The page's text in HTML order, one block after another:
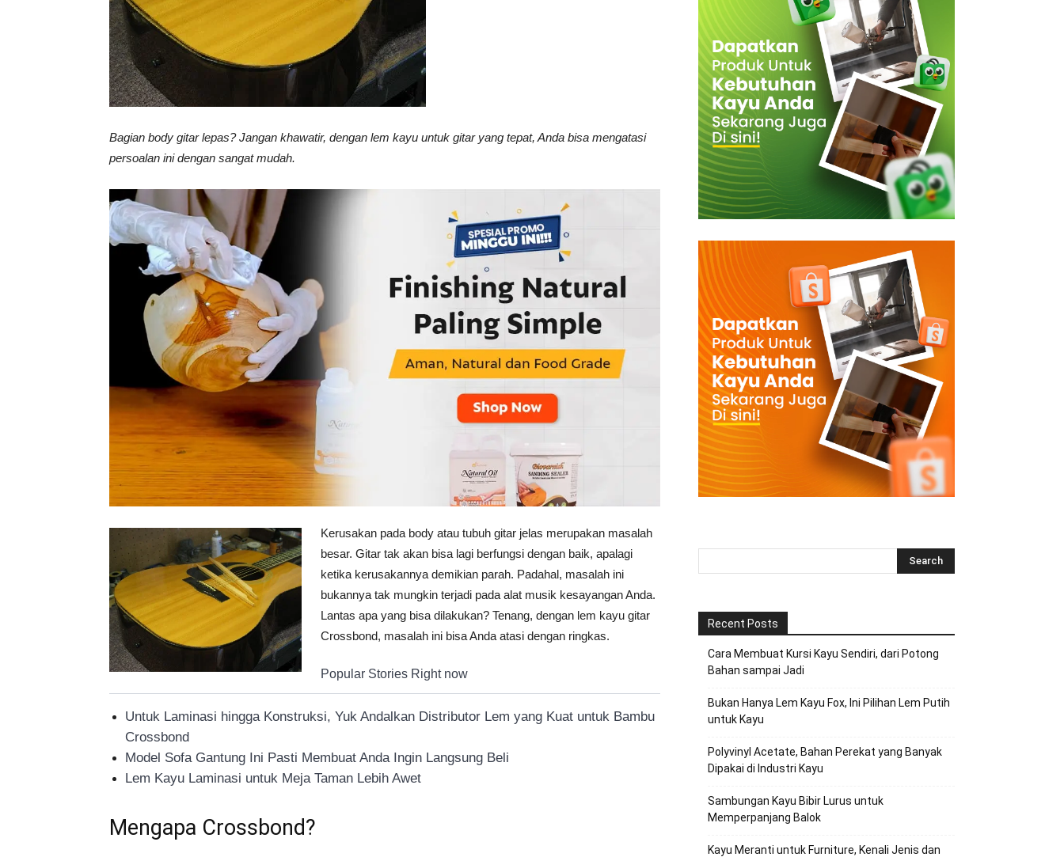
Cepat
Tahan
Bagian body gitar lepas? Jangan khawatir, dengan lem kayu untuk gitar yang tepat, Anda bisa mengatasi
persoalan ini dengan sangat mudah.
Kerusakan pada body atau tubuh gitar jelas merupakan masalah
besar. Gitar tak akan bisa lagi berfungsi dengan baik, apalagi
ketika kerusakannya demikian parah. Padahal, masalah ini
bukannya tak mungkin terjadi pada alat musik kesayangan Anda.
Lantas apa yang bisa dilakukan? Tenang, dengan lem kayu gitar
Crossbond, masalah ini bisa Anda atasi dengan ringkas.
Popular Stories Right now
Untuk Laminasi hingga Konstruksi, Yuk Andalkan Distributor Lem yang Kuat untuk Bambu
Crossbond
Model Sofa Gantung Ini Pasti Membuat Anda Ingin Langsung Beli
Lem Kayu Laminasi untuk Meja Taman Lebih Awet
Mengapa Crossbond?
Recent Posts
Cara Membuat Kursi Kayu Sendiri, dari Potong
Bahan sampai Jadi
Bukan Hanya Lem Kayu Fox, Ini Pilihan Lem Putih
untuk Kayu
Polyvinyl Acetate, Bahan Perekat yang Banyak
Dipakai di Industri Kayu
Sambungan Kayu Bibir Lurus untuk
Memperpanjang Balok
Kayu Meranti untuk Furniture, Kenali Jenis dan